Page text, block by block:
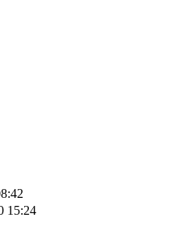
15:24